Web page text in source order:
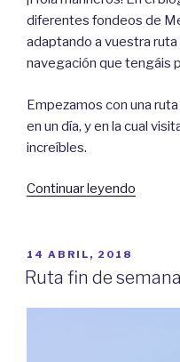
diferentes fondeos de
adaptando a vuestra
navegación que tengáis
Empezamos con una
en un día, y en la cual
increíbles.
Continuar leyendo
Mahón
PUBLICADO
EL
14 ABRIL, 2018
Ruta fin de